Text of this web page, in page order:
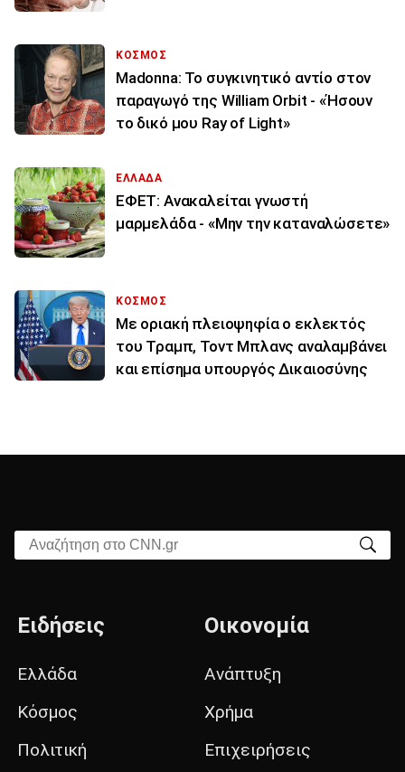
ΚΟΣΜΟΣ
Madonna: Το συγκινητικό αντίο στον
παραγωγό της William Orbit - «Ήσουν
το δικό μου Ray of Light»
ΕΛΛΑΔΑ
ΕΦΕΤ: Ανακαλείται γνωστή
μαρμελάδα - «Μην την καταναλώσετε»
ΚΟΣΜΟΣ
Με οριακή πλειοψηφία ο εκλεκτός
του Τραμπ, Τοντ Μπλανς αναλαμβάνει
και επίσημα υπουργός Δικαιοσύνης
Αναζήτηση στο CNN.gr
Ειδήσεις
Ελλάδα
Κόσμος
Πολιτική
Οικονομία
Ανάπτυξη
Χρήμα
Επιχειρήσεις